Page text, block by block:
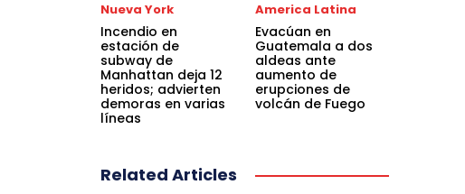
Nueva York
Incendio en
estación de
subway de
Manhattan deja 12
heridos; advierten
demoras en varias
líneas
America Latina
Evacúan en
Guatemala a dos
aldeas ante
aumento de
erupciones de
volcán de Fuego
Related Articles